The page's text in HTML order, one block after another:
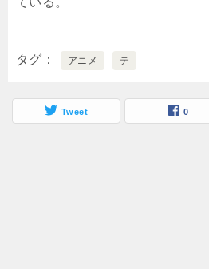
タグ アニメ テ
Tweet 0